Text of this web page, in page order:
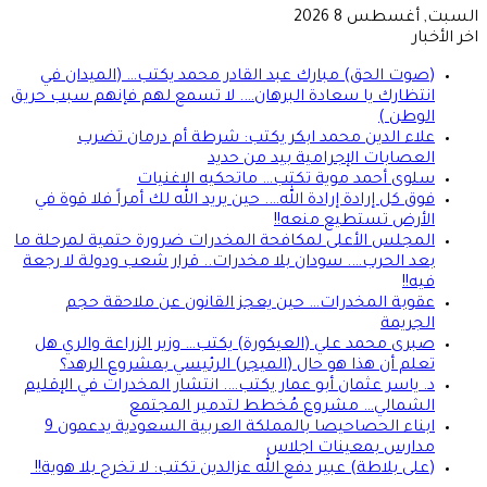
السبت, أغسطس 8 2026
اخر الأخبار
(صوت الحق) مبارك عبد القادر محمد يكتب… (الميدان في
انتظارك يا سعادة البرهان…. لا تسمع لهم فإنهم سبب حريق
الوطن )
علاء الدين محمد ابكر يكتب: شرطة أم درمان تضرب
العصابات الإجرامية بيد من حديد
سلوى أحمد موية تكتب… ماتحكيه الاغنيات
فوق كل إرادة إرادة الله…. حين يريد الله لك أمراً فلا قوة في
الأرض تستطيع منعه!!
المجلس الأعلى لمكافحة المخدرات ضرورة حتمية لمرحلة ما
بعد الحرب…. سودان بلا مخدرات.. قرار شعب ودولة لا رجعة
فيه!!
عقوبة المخدرات… حين يعجز القانون عن ملاحقة حجم
الجريمة
صبرى محمد علي (العيكورة) يكتب… وزير الزراعة والري هل
تعلم أن هذا هو حال (الميجر) الرئيسي بمشروع الرهد؟
د. ياسر عثمان أبو عمار يكتب…. انتشار المخدرات في الإقليم
الشمالي… مشروع مُخطط لتدمير المجتمع
ابناء الحصاحيصا بالمملكة العربية السعودية يدعمون 9
مدارس بمعينات اجلاس
(على بلاطة) عبير دفع الله عزالدين تكتب: لا تخرج بلا هوية!!